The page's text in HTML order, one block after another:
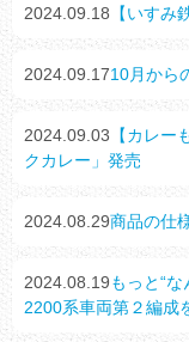
2024.09.18 【いすみ
2024.09.1710月から
2024.09.03 【カレー
クカレー」発売
2024.08.29商品の仕
2024.08.19もっと“
2200系車両第２編成